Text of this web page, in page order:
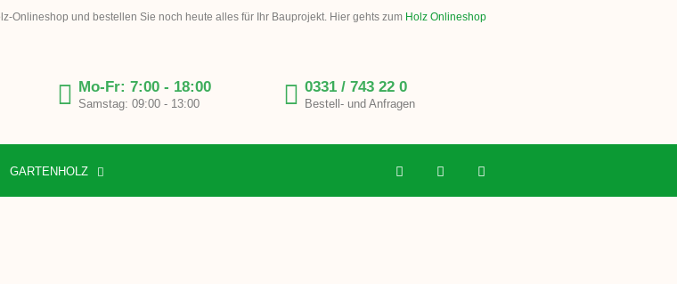
Onlineshop und bestellen Sie noch heute alles für Ihr Bauprojekt. Hier gehts zum Holz Onlineshop
Mo-Fr: 7:00 - 18:00
Samstag: 09:00 - 13:00
0331 / 743 22 0
Bestell- und Anfragen
GARTENHOLZ